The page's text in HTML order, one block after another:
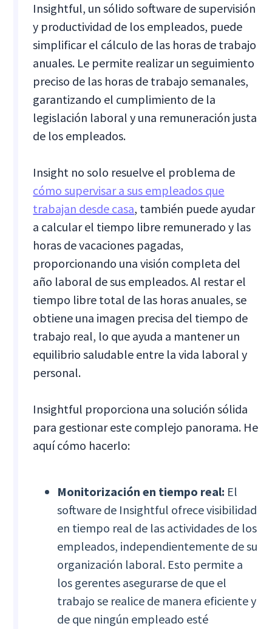
Insightful, un sólido software de supervisión
y productividad de los empleados, puede
simplificar el cálculo de las horas de trabajo
anuales. Le permite realizar un seguimiento
preciso de las horas de trabajo semanales,
garantizando el cumplimiento de la
legislación laboral y una remuneración justa
de los empleados.
Insight no solo resuelve el problema de
cómo supervisar a sus empleados que
trabajan desde casa, también puede ayudar
a calcular el tiempo libre remunerado y las
horas de vacaciones pagadas,
proporcionando una visión completa del
año laboral de sus empleados. Al restar el
tiempo libre total de las horas anuales, se
obtiene una imagen precisa del tiempo de
trabajo real, lo que ayuda a mantener un
equilibrio saludable entre la vida laboral y
personal.
Insightful proporciona una solución sólida
para gestionar este complejo panorama. He
aquí cómo hacerlo:
Monitorización en tiempo real: El
software de Insightful ofrece visibilidad
en tiempo real de las actividades de los
empleados, independientemente de su
organización laboral. Esto permite a
los gerentes asegurarse de que el
trabajo se realice de manera eficiente y
de que ningún empleado esté